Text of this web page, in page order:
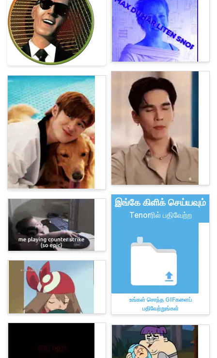
இங்கே கிளிக் செய்யவும்
Tenorரில் பதிவேற்ற
உங்கள் சொந்த GIFகளைப்
பதிவேற்றுங்கள்